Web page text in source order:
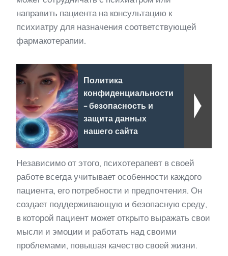
направить пациента на консультацию к
психиатру для назначения соответствующей
фармакотерапии.
Политика
конфиденциальности
- безопасность и
защита данных
нашего сайта
Независимо от этого, психотерапевт в своей
работе всегда учитывает особенности каждого
пациента, его потребности и предпочтения. Он
создает поддерживающую и безопасную среду,
в которой пациент может открыто выражать свои
мысли и эмоции и работать над своими
проблемами, повышая качество своей жизни.